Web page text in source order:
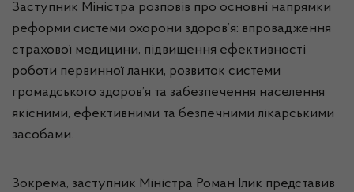
Заступник Міністра розповів про основні напрямки
реформи системи охорони здоров’я: впровадження
страхової медицини, підвищення ефективності
роботи первинної ланки, розвиток системи
громадського здоров’я та забезпечення населення
якісними, ефективними та безпечними лікарськими
засобами.
Зокрема, заступник Міністра Роман Ілик представив